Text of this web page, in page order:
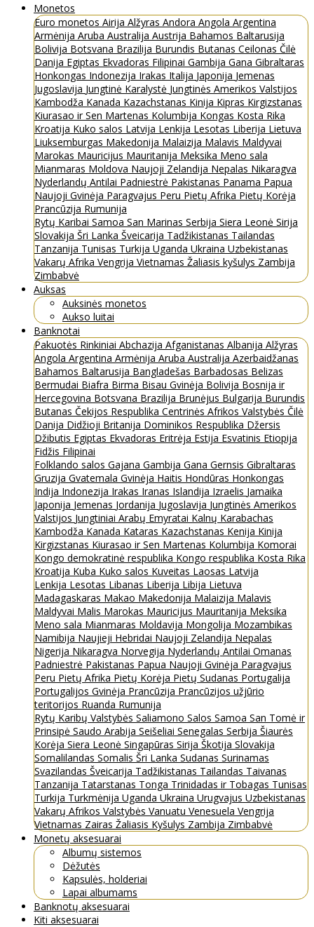
Monetos
Euro monetos Airija Alžyras Andora Angola Argentina
Armėnija Aruba Australija Austrija Bahamos Baltarusija
Bolivija Botsvana Brazilija Burundis Butanas Ceilonas Čilė
Danija Egiptas Ekvadoras Filipinai Gambija Gana Gibraltaras
Honkongas Indonezija Irakas Italija Japonija Jemenas
Jugoslavija Jungtinė Karalystė Jungtinės Amerikos Valstijos
Kambodža Kanada Kazachstanas Kinija Kipras Kirgizstanas
Kiurasao ir Sen Martenas Kolumbija Kongas Kosta Rika
Kroatija Kuko salos Latvija Lenkija Lesotas Liberija Lietuva
Liuksemburgas Makedonija Malaizija Malavis Maldyvai
Marokas Mauricijus Mauritanija Meksika Meno sala
Mianmaras Moldova Naujoji Zelandija Nepalas Nikaragva
Nyderlandų Antilai Padniestrė Pakistanas Panama Papua
Naujoji Gvinėja Paragvajus Peru Pietų Afrika Pietų Korėja
Prancūzija Rumunija
Rytų Karibai Samoa San Marinas Serbija Siera Leonė Sirija
Slovakija Šri Lanka Šveicarija Tadžikistanas Tailandas
Tanzanija Tunisas Turkija Uganda Ukraina Uzbekistanas
Vakarų Afrika Vengrija Vietnamas Žaliasis kyšulys Zambija
Zimbabvė
Auksas
Auksinės monetos
Aukso luitai
Banknotai
Pakuotės Rinkiniai Abchazija Afganistanas Albanija Alžyras
Angola Argentina Armėnija Aruba Australija Azerbaidžanas
Bahamos Baltarusija Bangladešas Barbadosas Belizas
Bermudai Biafra Birma Bisau Gvinėja Bolivija Bosnija ir
Hercegovina Botsvana Brazilija Brunėjus Bulgarija Burundis
Butanas Čekijos Respublika Centrinės Afrikos Valstybės Čilė
Danija Didžioji Britanija Dominikos Respublika Džersis
Džibutis Egiptas Ekvadoras Eritrėja Estija Esvatinis Etiopija
Fidžis Filipinai
Folklando salos Gajana Gambija Gana Gernsis Gibraltaras
Gruzija Gvatemala Gvinėja Haitis Hondūras Honkongas
Indija Indonezija Irakas Iranas Islandija Izraelis Jamaika
Japonija Jemenas Jordanija Jugoslavija Jungtinės Amerikos
Valstijos Jungtiniai Arabų Emyratai Kalnų Karabachas
Kambodža Kanada Kataras Kazachstanas Kenija Kinija
Kirgizstanas Kiurasao ir Sen Martenas Kolumbija Komorai
Kongo demokratinė respublika Kongo respublika Kosta Rika
Kroatija Kuba Kuko salos Kuveitas Laosas Latvija
Lenkija Lesotas Libanas Liberija Libija Lietuva
Madagaskaras Makao Makedonija Malaizija Malavis
Maldyvai Malis Marokas Mauricijus Mauritanija Meksika
Meno sala Mianmaras Moldavija Mongolija Mozambikas
Namibija Naujieji Hebridai Naujoji Zelandija Nepalas
Nigerija Nikaragva Norvegija Nyderlandų Antilai Omanas
Padniestrė Pakistanas Papua Naujoji Gvinėja Paragvajus
Peru Pietų Afrika Pietų Korėja Pietų Sudanas Portugalija
Portugalijos Gvinėja Prancūzija Prancūzijos užjūrio
teritorijos Ruanda Rumunija
Rytų Karibų Valstybės Saliamono Salos Samoa San Tomė ir
Prinsipė Saudo Arabija Seišeliai Senegalas Serbija Šiaurės
Korėja Siera Leonė Singapūras Sirija Škotija Slovakija
Somalilandas Somalis Šri Lanka Sudanas Surinamas
Svazilandas Šveicarija Tadžikistanas Tailandas Taivanas
Tanzanija Tatarstanas Tonga Trinidadas ir Tobagas Tunisas
Turkija Turkmėnija Uganda Ukraina Urugvajus Uzbekistanas
Vakarų Afrikos Valstybės Vanuatu Venesuela Vengrija
Vietnamas Zairas Žaliasis Kyšulys Zambija Zimbabvė
Monetų aksesuarai
Albumų sistemos
Dėžutės
Kapsulės, holderiai
Lapai albumams
Banknotų aksesuarai
Kiti aksesuarai